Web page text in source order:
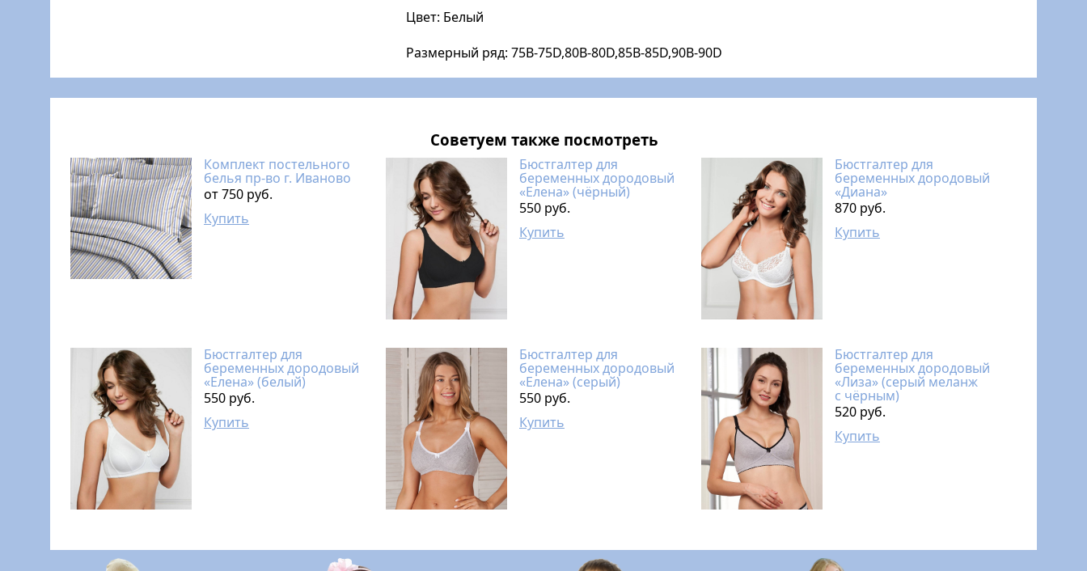
Цвет: Белый
Размерный ряд: 75B-75D,80В-80D,85В-85D,90В-90D
Советуем также посмотреть
Комплект постельного
белья пр-во г. Иваново
от 750 руб.
Купить
Бюстгалтер для
беременных дородовый
«Елена» (чёрный)
550 руб.
Купить
Бюстгалтер для
беременных дородовый
«Диана»
870 руб.
Купить
Бюстгалтер для
беременных дородовый
«Елена» (белый)
550 руб.
Купить
Бюстгалтер для
беременных дородовый
«Елена» (серый)
550 руб.
Купить
Бюстгалтер для
беременных дородовый
«Лиза» (серый меланж
с чёрным)
520 руб.
Купить